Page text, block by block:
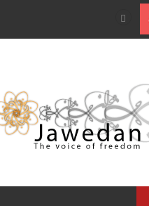
علم تاریخ